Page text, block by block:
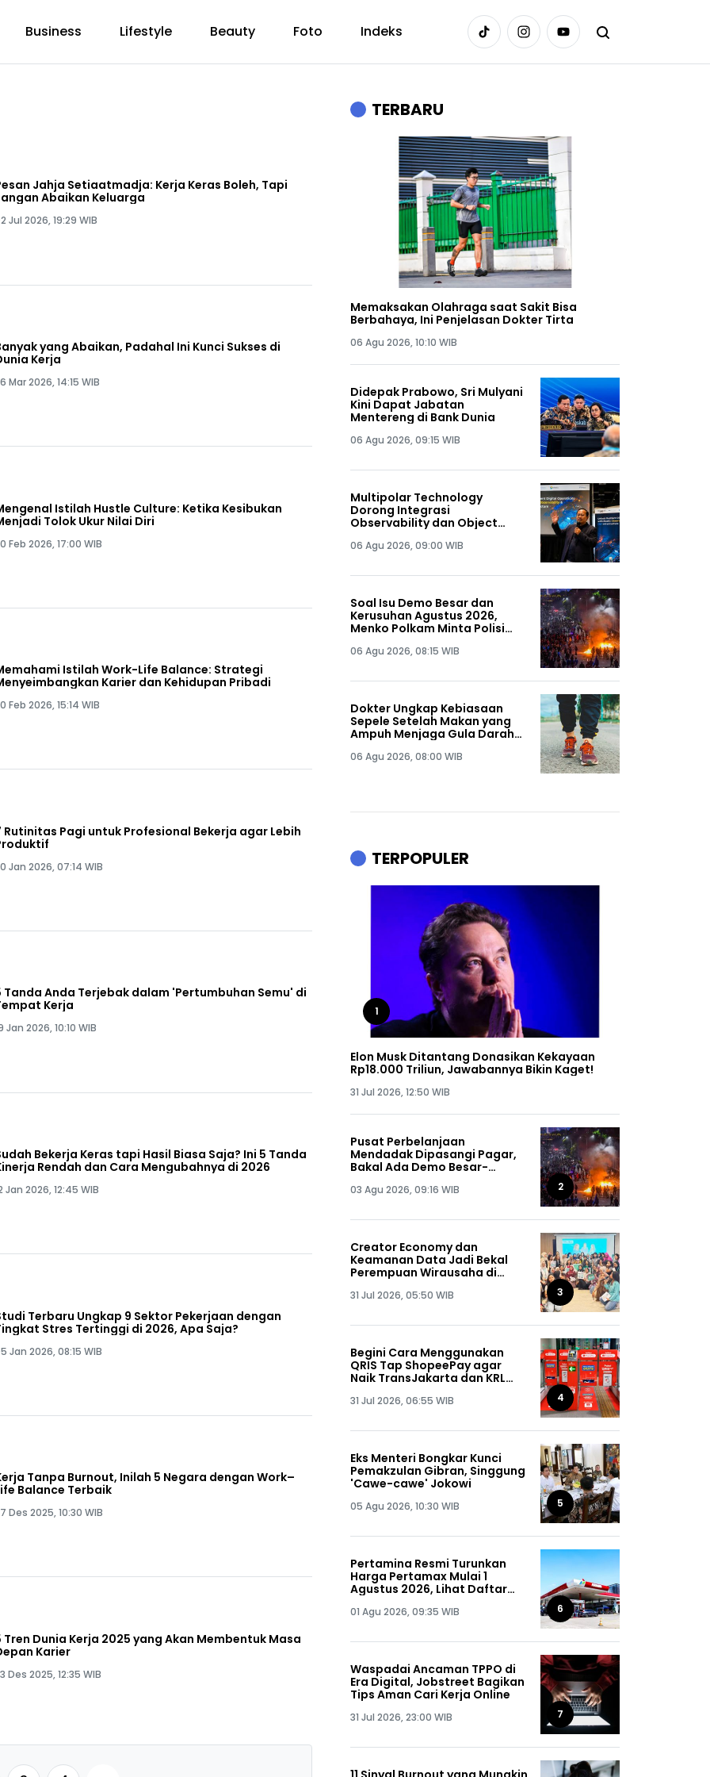
Business Lifestyle Beauty Foto Indeks
Jahja Setiaatmadja: Kerja Keras Boleh, Tapi
Abaikan Keluarga
Jul 2026, 19:29 WIB
yang Abaikan, Padahal Ini Kunci Sukses di
Kerja
Mar 2026, 14:15 WIB
Istilah Hustle Culture: Ketika Kesibukan
Tolok Ukur Nilai Diri
Feb 2026, 17:00 WIB
Istilah Work-Life Balance: Strategi
Karier dan Kehidupan Pribadi
Feb 2026, 15:14 WIB
Rutinitas Pagi untuk Profesional Bekerja agar Lebih
Jan 2026, 07:14 WIB
Tanda Anda Terjebak dalam 'Pertumbuhan Semu' di
Kerja
Jan 2026, 10:10 WIB
Bekerja Keras tapi Hasil Biasa Saja? Ini 5 Tanda
Rendah dan Cara Mengubahnya di 2026
Jan 2026, 12:45 WIB
Terbaru Ungkap 9 Sektor Pekerjaan dengan
Stres Tertinggi di 2026, Apa Saja?
Jan 2026, 08:15 WIB
Tanpa Burnout, Inilah 5 Negara dengan Work–
Balance Terbaik
Des 2025, 10:30 WIB
Tren Dunia Kerja 2025 yang Akan Membentuk Masa
Karier
Des 2025, 12:35 WIB
TERBARU
Memaksakan Olahraga saat Sakit Bisa
Berbahaya, Ini Penjelasan Dokter Tirta
06 Agu 2026, 10:10 WIB
Didepak Prabowo, Sri Mulyani
Kini Dapat Jabatan
Mentereng di Bank Dunia
06 Agu 2026, 09:15 WIB
Multipolar Technology
Dorong Integrasi
Observability dan Object
Downtime
06 Agu 2026, 09:00 WIB
Soal Isu Demo Besar dan
Kerusuhan Agustus 2026,
Menko Polkam Minta Polisi
Dapat, Siap-siap!
06 Agu 2026, 08:15 WIB
Dokter Ungkap Kebiasaan
Sepele Setelah Makan yang
Ampuh Menjaga Gula Darah
06 Agu 2026, 08:00 WIB
TERPOPULER
1
Elon Musk Ditantang Donasikan Kekayaan
Rp18.000 Triliun, Jawabannya Bikin Kaget!
31 Jul 2026, 12:50 WIB
Pusat Perbelanjaan
Mendadak Dipasangi Pagar,
Bakal Ada Demo Besar-
03 Agu 2026, 09:16 WIB 2
Creator Economy dan
Keamanan Data Jadi Bekal
Perempuan Wirausaha di
31 Jul 2026, 05:50 WIB 3
Begini Cara Menggunakan
QRIS Tap ShopeePay agar
Naik TransJakarta dan KRL
31 Jul 2026, 06:55 WIB 4
Eks Menteri Bongkar Kunci
Pemakzulan Gibran, Singgung
'Cawe-cawe' Jokowi
05 Agu 2026, 10:30 WIB 5
Pertamina Resmi Turunkan
Harga Pertamax Mulai 1
Agustus 2026, Lihat Daftar
01 Agu 2026, 09:35 WIB 6
Waspadai Ancaman TPPO di
Era Digital, Jobstreet Bagikan
Tips Aman Cari Kerja Online
31 Jul 2026, 23:00 WIB 7